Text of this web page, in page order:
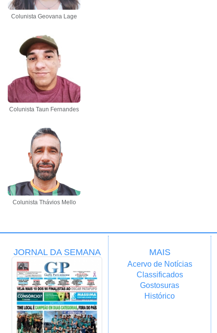
Colunista Geovana Lage
Colunista Taun Fernandes
Colunista Thávios Mello
JORNAL DA SEMANA MAIS
Acervo de Notícias
Classificados
Gostosuras
Histórico